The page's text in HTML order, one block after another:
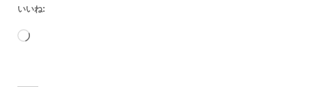
いいね:
読